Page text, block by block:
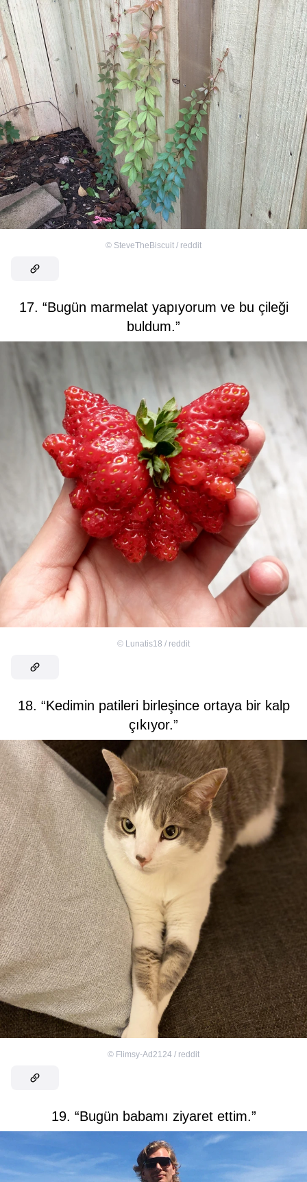
© SteveTheBiscuit / reddit
17. “Bugün marmelat yapıyorum ve bu çileği
buldum.”
© Lunatis18 / reddit
18. “Kedimin patileri birleşince ortaya bir kalp
çıkıyor.”
© Flimsy-Ad2124 / reddit
19. “Bugün babamı ziyaret ettim.”